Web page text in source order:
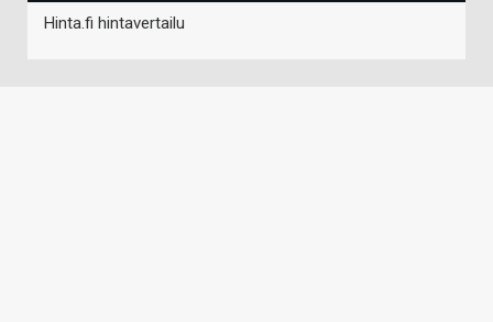
Hinta.fi hintavertailu